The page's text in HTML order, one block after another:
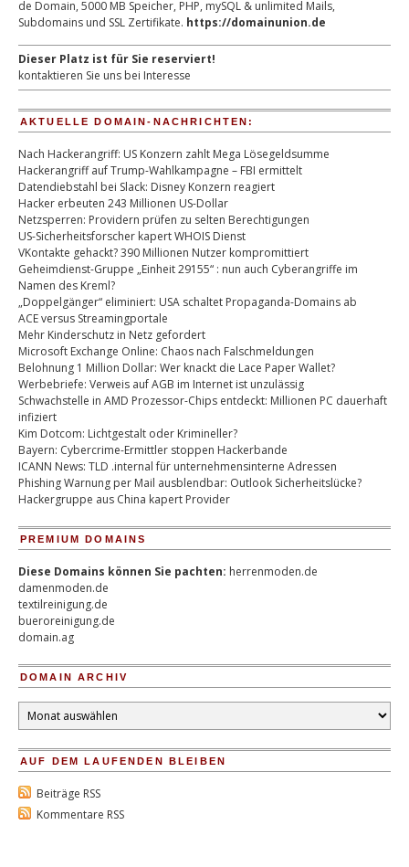
de Domain, 5000 MB Speicher, PHP, mySQL & unlimited Mails,
Subdomains und SSL Zertifikate. https://domainunion.de
Dieser Platz ist für Sie reserviert!
kontaktieren Sie uns bei Interesse
AKTUELLE DOMAIN-NACHRICHTEN:
Nach Hackerangriff: US Konzern zahlt Mega Lösegeldsumme
Hackerangriff auf Trump-Wahlkampagne – FBI ermittelt
Datendiebstahl bei Slack: Disney Konzern reagiert
Hacker erbeuten 243 Millionen US-Dollar
Netzsperren: Providern prüfen zu selten Berechtigungen
US-Sicherheitsforscher kapert WHOIS Dienst
VKontakte gehackt? 390 Millionen Nutzer kompromittiert
Geheimdienst-Gruppe „Einheit 29155“ : nun auch Cyberangriffe im
Namen des Kreml?
„Doppelgänger“ eliminiert: USA schaltet Propaganda-Domains ab
ACE versus Streamingportale
Mehr Kinderschutz in Netz gefordert
Microsoft Exchange Online: Chaos nach Falschmeldungen
Belohnung 1 Million Dollar: Wer knackt die Lace Paper Wallet?
Werbebriefe: Verweis auf AGB im Internet ist unzulässig
Schwachstelle in AMD Prozessor-Chips entdeckt: Millionen PC dauerhaft
infiziert
Kim Dotcom: Lichtgestalt oder Krimineller?
Bayern: Cybercrime-Ermittler stoppen Hackerbande
ICANN News: TLD .internal für unternehmensinterne Adressen
Phishing Warnung per Mail ausblendbar: Outlook Sicherheitslücke?
Hackergruppe aus China kapert Provider
PREMIUM DOMAINS
Diese Domains können Sie pachten: herrenmoden.de
damenmoden.de
textilreinigung.de
bueroreinigung.de
domain.ag
DOMAIN ARCHIV
Domain
Archiv
AUF DEM LAUFENDEN BLEIBEN
Beiträge RSS
Kommentare RSS